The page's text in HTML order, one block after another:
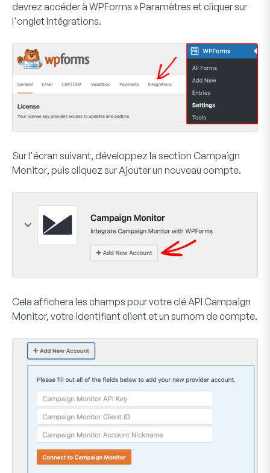
devrez accéder à WPForms » Paramètres et cliquer sur
l'ongletIntégrations.
Sur l'écran suivant, développez la section Campaign
Monitor, puis cliquez sur Ajouter un nouveau compte.
Cela affichera les champs pour votre clé API Campaign
Monitor, votre identifiant client et un surnom de compte.